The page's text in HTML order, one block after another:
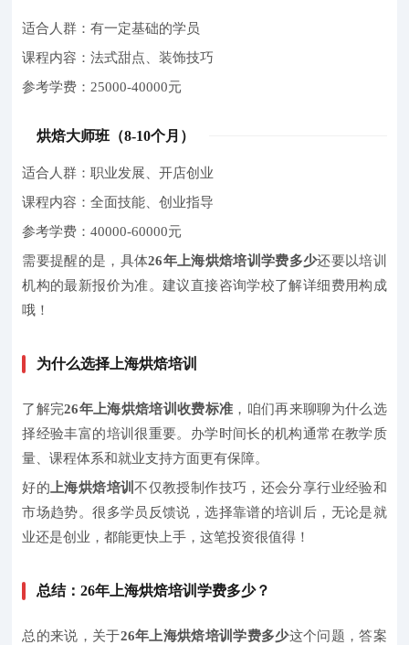
适合人群：有一定基础的学员
课程内容：法式甜点、装饰技巧
参考学费：25000-40000元
烘焙大师班（8-10个月）
适合人群：职业发展、开店创业
课程内容：全面技能、创业指导
参考学费：40000-60000元
需要提醒的是，具体26年上海烘焙培训学费多少还要以培训
机构的最新报价为准。建议直接咨询学校了解详细费用构成
哦！
为什么选择上海烘焙培训
了解完26年上海烘焙培训收费标准 ，咱们再来聊聊为什么选
择经验丰富的培训很重要。办学时间长的机构通常在教学质
量、课程体系和就业支持方面更有保障。
好的 上海烘焙培训不仅教授制作技巧，还会分享行业经验和
市场趋势。很多学员反馈说，选择靠谱的培训后，无论是就
业还是创业，都能更快上手，这笔投资很值得！
总结：26年上海烘焙培训学费多少？
总的来说，关于26年上海烘焙培训学费多少这个问题，答案